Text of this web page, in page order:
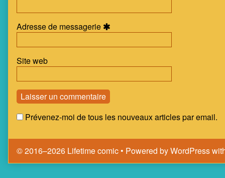
Adresse de messagerie
Site web
Prévenez-moi de tous les nouveaux articles par email.
© 2016–2026 Lifetime comic • Powered byWordPress